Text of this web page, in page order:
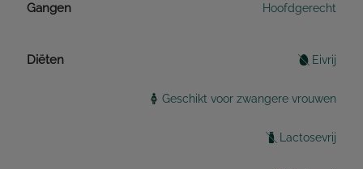
Gangen Hoofdgerecht
Diëten Eivrij
Geschikt voor zwangere vrouwen
Lactosevrij